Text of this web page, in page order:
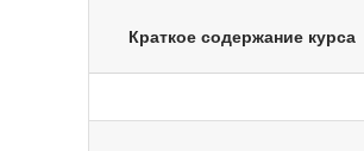
Краткое содержание курса